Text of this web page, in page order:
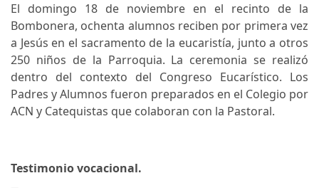
El domingo 18 de noviembre en el recinto de la
Bombonera, ochenta alumnos reciben por primera vez
a Jesús en el sacramento de la eucaristía, junto a otros
250 niños de la Parroquia. La ceremonia se realizó
dentro del contexto del Congreso Eucarístico. Los
Padres y Alumnos fueron preparados en el Colegio por
ACN y Catequistas que colaboran con la Pastoral.
Testimonio vocacional.